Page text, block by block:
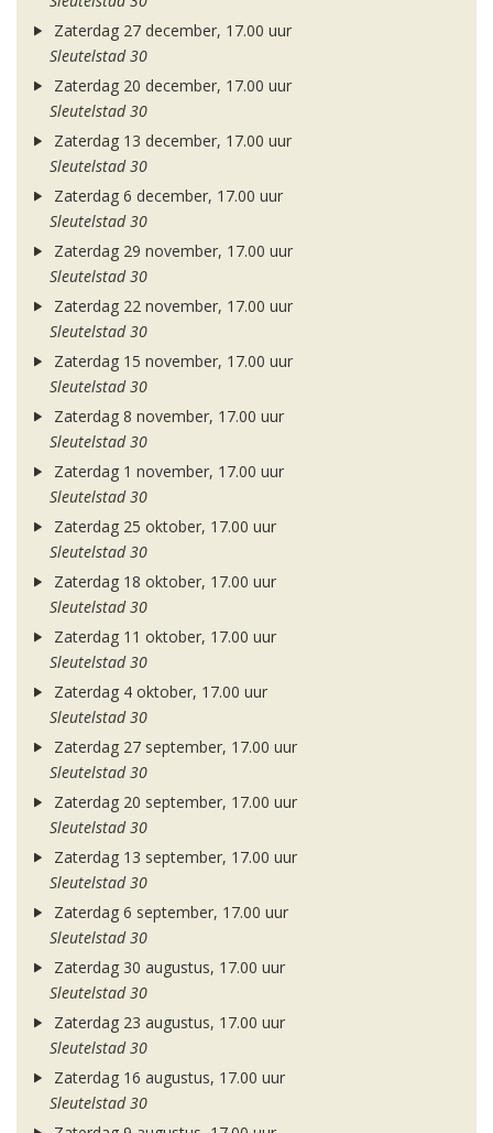
Zaterdag 27 december, 17.00 uur
Sleutelstad 30
Zaterdag 20 december, 17.00 uur
Sleutelstad 30
Zaterdag 13 december, 17.00 uur
Sleutelstad 30
Zaterdag 6 december, 17.00 uur
Sleutelstad 30
Zaterdag 29 november, 17.00 uur
Sleutelstad 30
Zaterdag 22 november, 17.00 uur
Sleutelstad 30
Zaterdag 15 november, 17.00 uur
Sleutelstad 30
Zaterdag 8 november, 17.00 uur
Sleutelstad 30
Zaterdag 1 november, 17.00 uur
Sleutelstad 30
Zaterdag 25 oktober, 17.00 uur
Sleutelstad 30
Zaterdag 18 oktober, 17.00 uur
Sleutelstad 30
Zaterdag 11 oktober, 17.00 uur
Sleutelstad 30
Zaterdag 4 oktober, 17.00 uur
Sleutelstad 30
Zaterdag 27 september, 17.00 uur
Sleutelstad 30
Zaterdag 20 september, 17.00 uur
Sleutelstad 30
Zaterdag 13 september, 17.00 uur
Sleutelstad 30
Zaterdag 6 september, 17.00 uur
Sleutelstad 30
Zaterdag 30 augustus, 17.00 uur
Sleutelstad 30
Zaterdag 23 augustus, 17.00 uur
Sleutelstad 30
Zaterdag 16 augustus, 17.00 uur
Sleutelstad 30